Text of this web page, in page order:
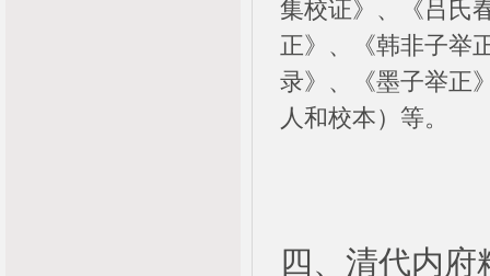
集校证》、《吕氏
正》、《韩非子举
录》、《墨子举正
人和校本）等。
四、清代内